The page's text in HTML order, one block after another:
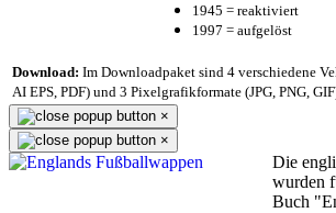
1945 = reaktiviert
1997 = aufgelöst
Download: Im Downloadpaket sind 4 verschiedene
AI EPS, PDF) und 3 Pixelgrafikformate (JPG, PNG,
×
×
Die
wurden
Buch